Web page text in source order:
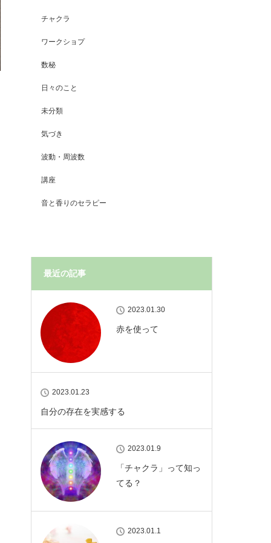
チャクラ
ワークショプ
数秘
日々のこと
未分類
気づき
波動・周波数
講座
音と香りのセラピー
最近の記事
2023.01.30
赤を使って
2023.01.23
自分の存在を実感する
2023.01.9
「チャクラ」って知っ
てる？
2023.01.1